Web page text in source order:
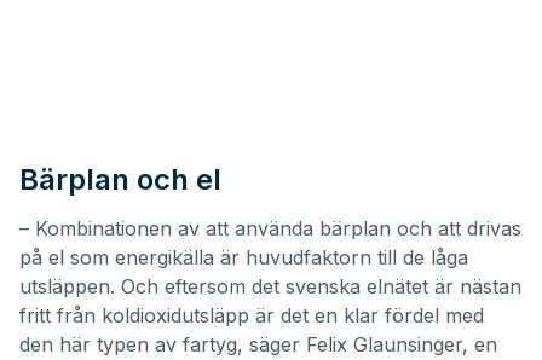
Bärplan och el
– Kombinationen av att använda bärplan och att drivas
på el som energikälla är huvudfaktorn till de låga
utsläppen. Och eftersom det svenska elnätet är nästan
fritt från koldioxidutsläpp är det en klar fördel med
den här typen av fartyg, säger Felix Glaunsinger, en